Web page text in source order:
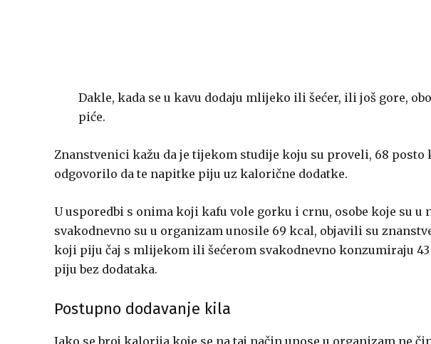
Dakle, kada se u kavu dodaju mlijeko ili šećer, ili još gore,
piće.
Znanstvenici kažu da je tijekom studije koju su proveli, 68 posto
odgovorilo da te napitke piju uz kalorične dodatke.
U usporedbi s onima koji kafu vole gorku i crnu, osobe koje su u
svakodnevno su u organizam unosile 69 kcal, objavili su
koji piju čaj s mlijekom ili šećerom svakodnevno konzumiraju
piju bez dodataka.
Postupno dodavanje kila
Iako se broj kalorija koje se na taj način unose u organizam ne